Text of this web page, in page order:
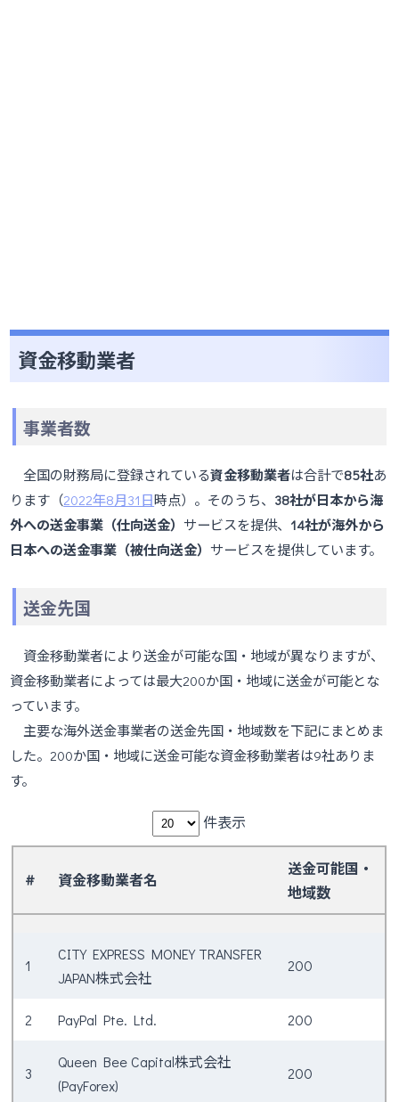
資金移動業者
事業者数
全国の財務局に登録されている資金移動業者は合計で85社あ
ります（2022年8月31日時点）。そのうち、 38社が日本から海
外への送金事業（仕向送金）サービスを提供、 14社が海外から
日本への送金事業（被仕向送金）サービスを提供しています。
送金先国
資金移動業者により送金が可能な国・地域が異なりますが、
資金移動業者によっては最大200か国・地域に送金が可能とな
っています。
主要な海外送金事業者の送金先国・地域数を下記にまとめま
した。200か国・地域に送金可能な資金移動業者は9社ありま
す。
件表示
# 資金移動業者名
送金可能国・
地域数
地域数
1
CITY EXPRESS MONEY TRANSFER
JAPAN株式会社
200
2 PayPal Pte. Ltd. 200
3
Queen Bee Capital株式会社
(PayForex)
200